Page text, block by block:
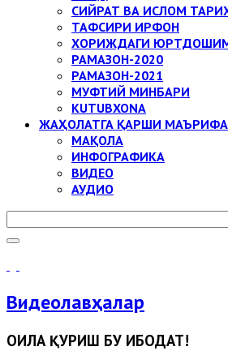
СИЙРАТ ВА ИСЛОМ
ТАФСИРИ ИРФОН
ХОРИЖДАГИ
РАМАЗОН-2020
РАМАЗОН-2021
МУФТИЙ МИНБАРИ
KUTUBXONA
ЖАҲОЛАТГА ҚАРШИ
МАҚОЛА
ИНФОГРАФИКА
ВИДЕО
АУДИО
Видеолавҳалар
ОИЛА ҚУРИШ БУ ИБОДАТ!